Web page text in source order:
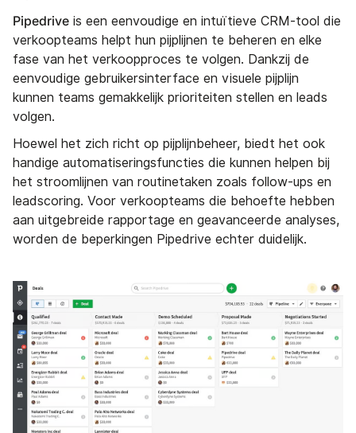
Pipedrive is een eenvoudige en intuïtieve CRM-tool die
verkoopteams helpt hun pijplijnen te beheren en elke
fase van het verkoopproces te volgen. Dankzij de
eenvoudige gebruikersinterface en visuele pijplijn
kunnen teams gemakkelijk prioriteiten stellen en leads
volgen.
Hoewel het zich richt op pijplijnbeheer, biedt het ook
handige automatiseringsfuncties die kunnen helpen bij
het stroomlijnen van routinetaken zoals follow-ups en
leadscoring. Voor verkoopteams die behoefte hebben
aan uitgebreide rapportage en geavanceerde analyses,
worden de beperkingen Pipedrive echter duidelijk.